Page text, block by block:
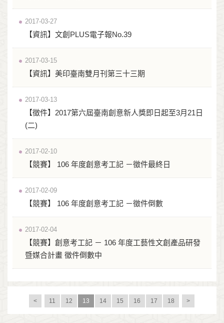
2017-03-27
【資訊】文創PLUS電子報No.39
2017-03-15
【資訊】美印臺南雙月刊第三十三期
2017-03-13
【徵件】2017第六屆臺南創意新人獎即日起至3月21日
(二)
2017-02-10
【競賽】 106 年度創意考工記 －徵件最終日
2017-02-09
【競賽】 106 年度創意考工記 －徵件倒數
2017-02-04
【競賽】創意考工記 － 106 年度工藝性文創產品研發
暨媒合計畫 徵件倒數中
< 11 12 13 14 15 16 17 18 >